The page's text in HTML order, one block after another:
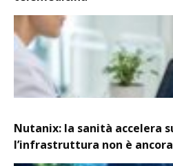
Nutanix: la sanità accelera
l’infrastruttura non è